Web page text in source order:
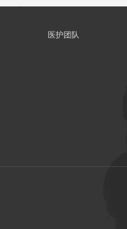
医护团队